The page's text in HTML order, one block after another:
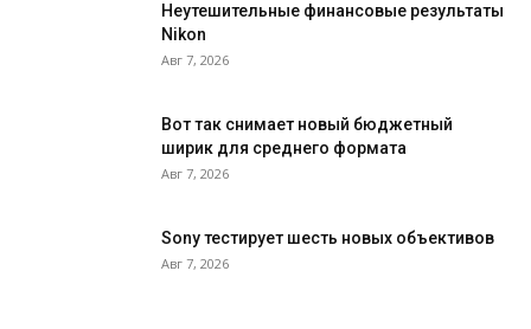
Неутешительные финансовые результаты
Nikon
Авг 7, 2026
Вот так снимает новый бюджетный
ширик для среднего формата
Авг 7, 2026
Sony тестирует шесть новых объективов
Авг 7, 2026